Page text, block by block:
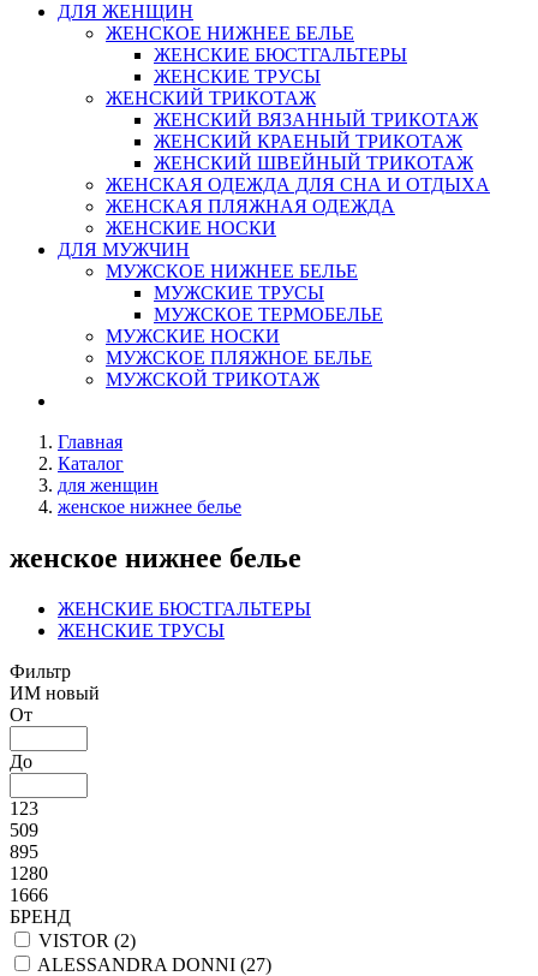
ДЛЯ ЖЕНЩИН
ЖЕНСКОЕ НИЖНЕЕ БЕЛЬЕ
ЖЕНСКИЕ БЮСТГАЛЬТЕРЫ
ЖЕНСКИЕ ТРУСЫ
ЖЕНСКИЙ ТРИКОТАЖ
ЖЕНСКИЙ ВЯЗАННЫЙ ТРИКОТАЖ
ЖЕНСКИЙ КРАЕНЫЙ ТРИКОТАЖ
ЖЕНСКИЙ ШВЕЙНЫЙ ТРИКОТАЖ
ЖЕНСКАЯ ОДЕЖДА ДЛЯ СНА И ОТДЫХА
ЖЕНСКАЯ ПЛЯЖНАЯ ОДЕЖДА
ЖЕНСКИЕ НОСКИ
ДЛЯ МУЖЧИН
МУЖСКОЕ НИЖНЕЕ БЕЛЬЕ
МУЖСКИЕ ТРУСЫ
МУЖСКОЕ ТЕРМОБЕЛЬЕ
МУЖСКИЕ НОСКИ
МУЖСКОЕ ПЛЯЖНОЕ БЕЛЬЕ
МУЖСКОЙ ТРИКОТАЖ
Главная
Каталог
для женщин
женское нижнее белье
женское нижнее белье
ЖЕНСКИЕ БЮСТГАЛЬТЕРЫ
ЖЕНСКИЕ ТРУСЫ
Фильтр
ИМ новый
От
До
123
509
895
1280
1666
БРЕНД
VISTOR (2)
ALESSANDRA DONNI (27)